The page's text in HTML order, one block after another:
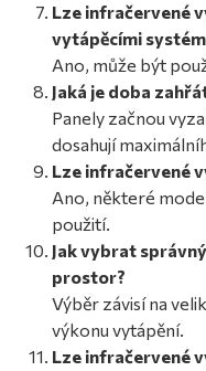
Lze infračervené
vytápěcími
Ano, může být
Jaká je doba
Panely začnou
dosahují
Lze infračervené
Ano, některé
použití.
Jak vybrat
prostor?
Výběr závisí na
výkonu vytápění.
Lze infračervené